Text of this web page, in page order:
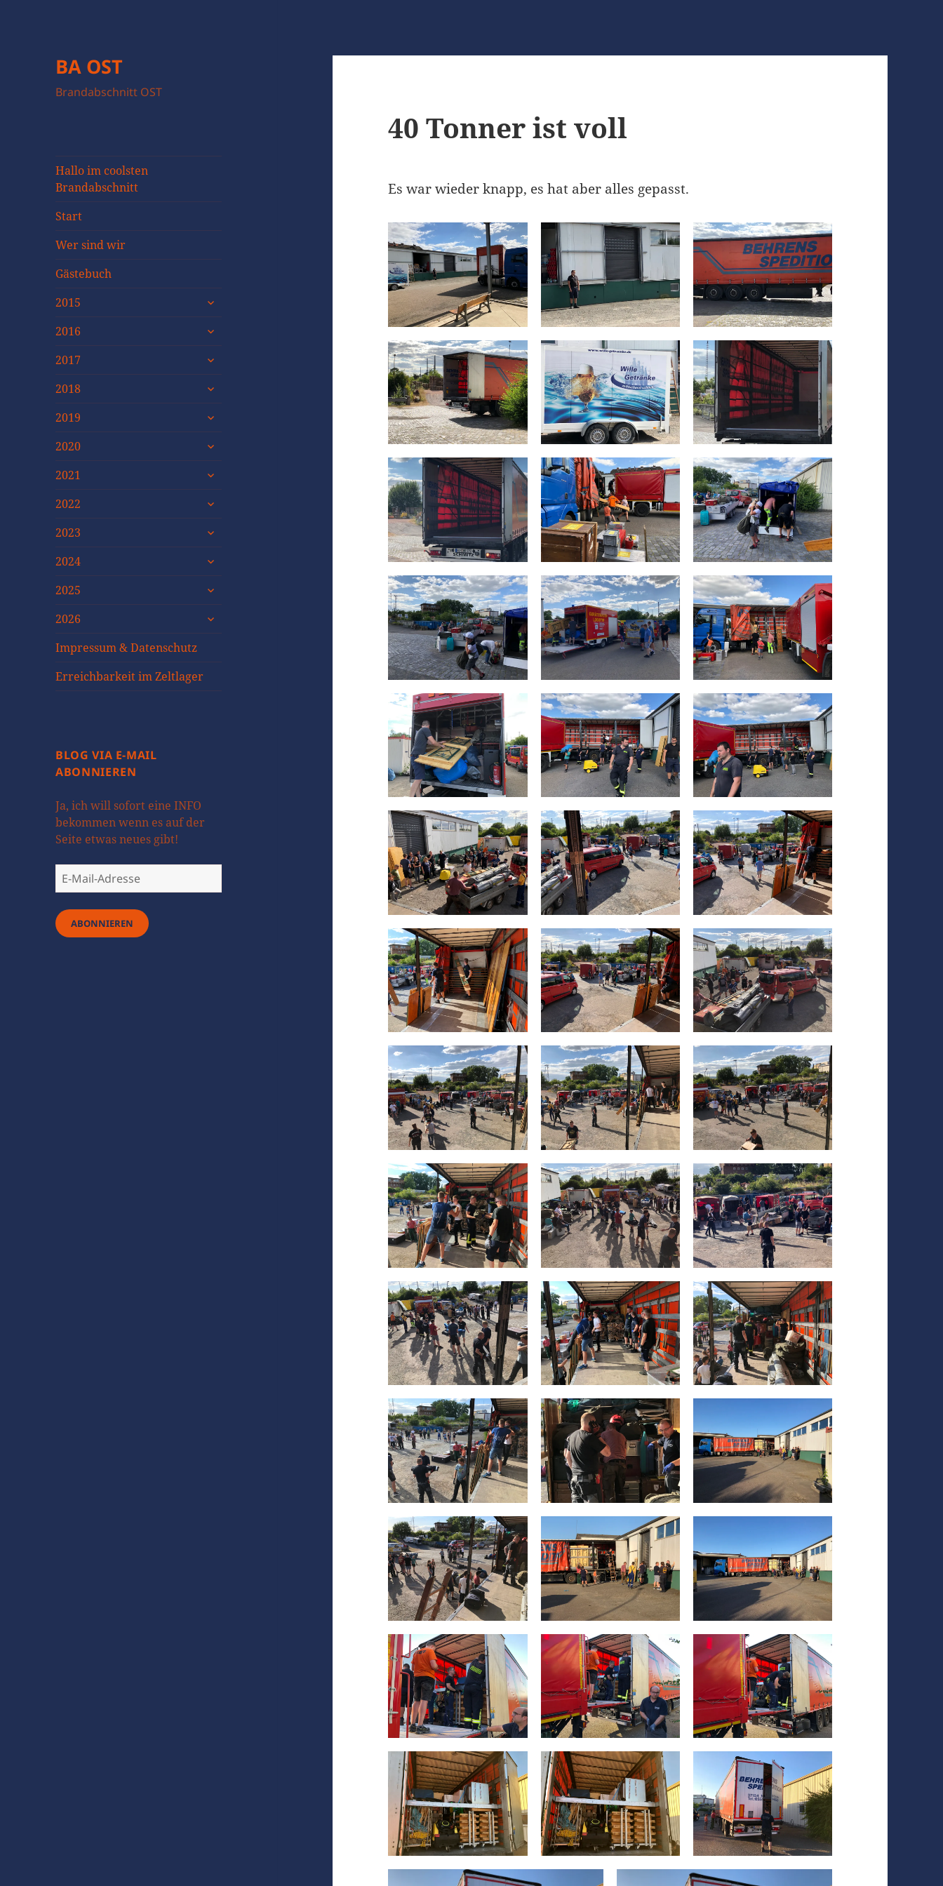
BA OST
Brandabschnitt OST
Hallo im coolsten
Brandabschnitt
Start
Wer sind wir
Gästebuch
2015
untermenü
2016
untermenü
2017
untermenü
2018
untermenü
2019
untermenü
2020
untermenü
2021
untermenü
2022
untermenü
2023
untermenü
2024
untermenü
2025
untermenü
2026
untermenü
Impressum & Datenschutz
Erreichbarkeit im Zeltlager
BLOG VIA E-MAIL
ABONNIEREN
Ja, ich will sofort eine INFO
bekommen wenn es auf der
Seite etwas neues gibt!
E-
Mail-
Adresse
ABONNIEREN
40 Tonner ist voll
Es war wieder knapp, es hat aber alles gepasst.